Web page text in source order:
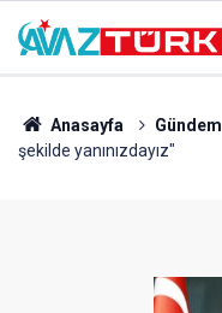
Anasayfa Gündem
şekilde yanınızdayız"